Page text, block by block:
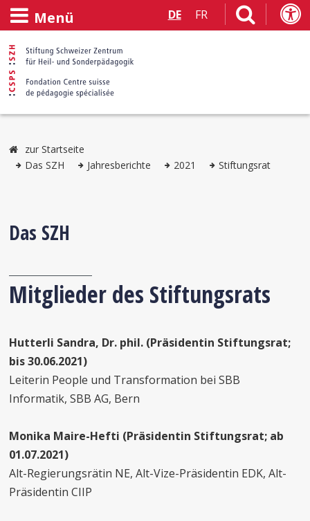
Menü DE FR
zur Startseite
Das SZH
Jahresberichte 2021 Stiftungsrat
Das SZH
Mitglieder des Stiftungsrats
Hutterli Sandra, Dr. phil. (Präsidentin Stiftungsrat;
bis 30.06.2021)
Leiterin People und Transformation bei SBB
Informatik, SBB AG, Bern
Monika Maire-Hefti (Präsidentin Stiftungsrat; ab
01.07.2021)
Alt-Regierungsrätin NE, Alt-Vize-Präsidentin EDK, Alt-
Präsidentin CIIP